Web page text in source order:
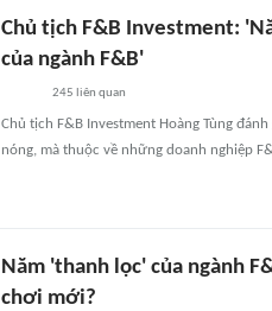
Chủ tịch F&B Investment:
của ngành F&B'
245 liên quan
Chủ tịch F&B Investment Hoàng Tùng
nóng, mà thuộc về những doanh nghiệp
Năm 'thanh lọc' của ngành
chơi mới?